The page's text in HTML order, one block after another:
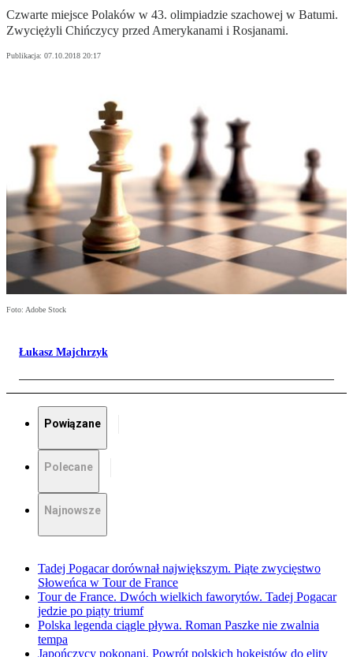
Czwarte miejsce Polaków w 43. olimpiadzie szachowej w Batumi.
Zwyciężyli Chińczycy przed Amerykanami i Rosjanami.
Publikacja: 07.10.2018 20:17
Foto: Adobe Stock
Łukasz Majchrzyk
Powiązane
Polecane
Najnowsze
Tadej Pogacar dorównał największym. Piąte zwycięstwo
Słoweńca w Tour de France
Tour de France. Dwóch wielkich faworytów. Tadej Pogacar
jedzie po piąty triumf
Polska legenda ciągle pływa. Roman Paszke nie zwalnia
tempa
Japończycy pokonani. Powrót polskich hokeistów do elity